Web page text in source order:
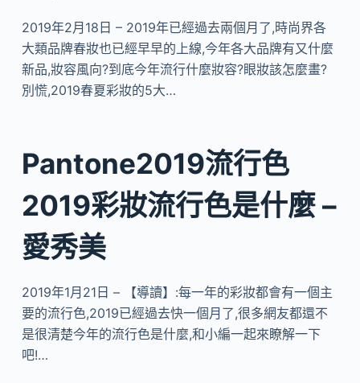
2019年2月18日 – 2019年已經過去兩個月了,時尚界各
大類品牌春妝也已經早早的上線,今年各大品牌有又什麼
新品,妝容風向?到底今年流行什麼妝容?眼妝該怎麼畫?
別慌,2019春夏彩妝的5大…
Pantone2019流行色
2019彩妝流行色是什麼 –
愛秀美
2019年1月21日 – 【導讀】:每一年的彩妝都會有一個主
要的流行色,2019已經過去快一個月了,很多網友都還不
是很清楚今年的流行色是什麼,和小編一起來瞭解一下
吧!…